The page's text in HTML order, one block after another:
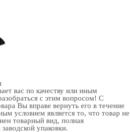
вас по качеству или иным
с этим вопросом! С
Вы вправе вернуть его в течение
условием является то, что товар не
товарный вид, полная
упаковки.